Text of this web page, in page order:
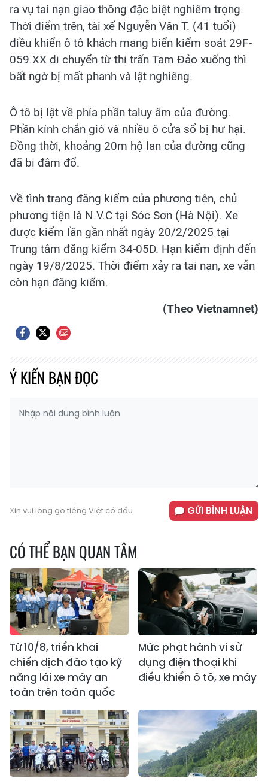
ra vụ tai nạn giao thông đặc biệt nghiêm trọng.
Thời điểm trên, tài xế Nguyễn Văn T. (41 tuổi)
điều khiển ô tô khách mang biển kiểm soát 29F-
059.XX di chuyển từ thị trấn Tam Đảo xuống thì
bất ngờ bị mất phanh và lật nghiêng.
Ô tô bị lật về phía phần taluy âm của đường.
Phần kính chắn gió và nhiều ô cửa sổ bị hư hại.
Đồng thời, khoảng 20m hộ lan của đường cũng
đã bị đâm đổ.
Về tình trạng đăng kiểm của phương tiện, chủ
phương tiện là N.V.C tại Sóc Sơn (Hà Nội). Xe
được kiểm lần gần nhất ngày 20/2/2025 tại
Trung tâm đăng kiểm 34-05D. Hạn kiểm định đến
ngày 19/8/2025. Thời điểm xảy ra tai nạn, xe vẫn
còn hạn đăng kiểm.
(Theo Vietnamnet)
Ý KIẾN BẠN ĐỌC
Xin vui lòng gõ tiếng Việt có dấu GỬI BÌNH LUẬN
CÓ THỂ BẠN QUAN TÂM
Từ 10/8, triển khai
chiến dịch đào tạo kỹ
năng lái xe máy an
toàn trên toàn quốc
Mức phạt hành vi sử
dụng điện thoại khi
điều khiển ô tô, xe máy